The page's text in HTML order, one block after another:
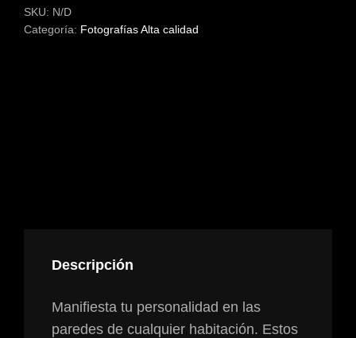
CANTIDAD
SKU: N/D
Categoría: Fotografías Alta calidad
Descripción
Manifiesta tu personalidad en las
paredes de cualquier habitación. Estos